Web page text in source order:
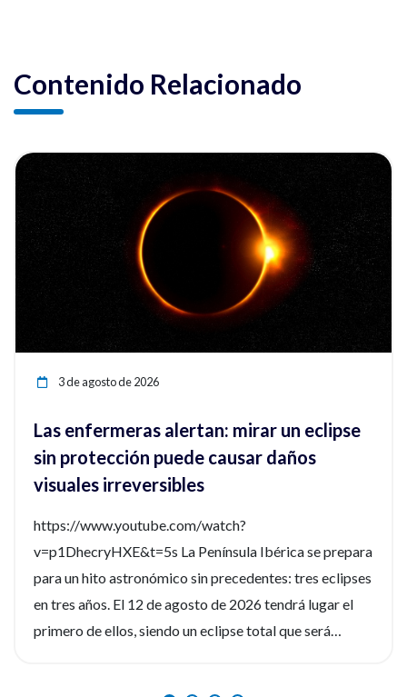
Contenido Relacionado
3 de agosto de 2026
Las enfermeras alertan: mirar un eclipse
sin protección puede causar daños
visuales irreversibles
https://www.youtube.com/watch?
v=p1DhecryHXE&t=5s La Península Ibérica se prepara
para un hito astronómico sin precedentes: tres eclipses
en tres años. El 12 de agosto de 2026 tendrá lugar el
primero de ellos, siendo un eclipse total que será
Ver noticia